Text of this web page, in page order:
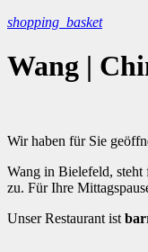
shopping_basket
Wang |
Wir haben für Sie
Wang in Bielefeld, steht
zu. Für Ihre
Unser Restaurant ist